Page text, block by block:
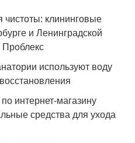
клининговые
и Ленинградской
Проблекс
используют воду
интернет-магазину
средства для ухода